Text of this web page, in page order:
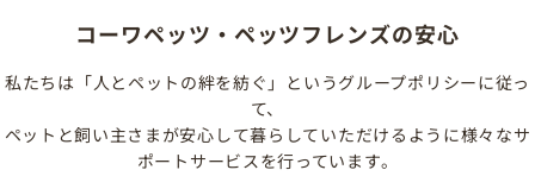
コーワペッツ・ペッツフレンズの安心
私たちは「人とペットの絆を紡ぐ」というグループポリシーに従っ
て、
ペットと飼い主さまが安心して暮らしていただけるように様々なサ
ポートサービスを行っています。